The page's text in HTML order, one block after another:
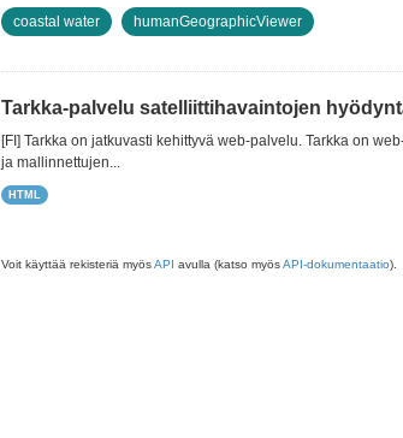
coastal water humanGeographicViewer
Tarkka-palvelu satelliittihavaintojen
[FI] Tarkka on jatkuvasti kehittyvä web-palvelu. Tarkka on
ja mallinnettujen...
HTML
Voit käyttää rekisteriä myösAPI avulla (katso myösAPI-dokumentaatio).